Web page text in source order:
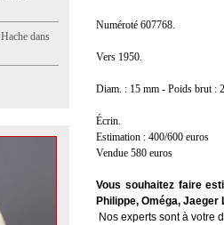
dans
Numéroté 607768.
Vers 1950.
Diam. : 15 mm - Poids brut :
Écrin.
Estimation : 400/600 euros
Vendue 580 euros
Vous souhaitez faire
Philippe, Oméga,
Nos experts sont à votre